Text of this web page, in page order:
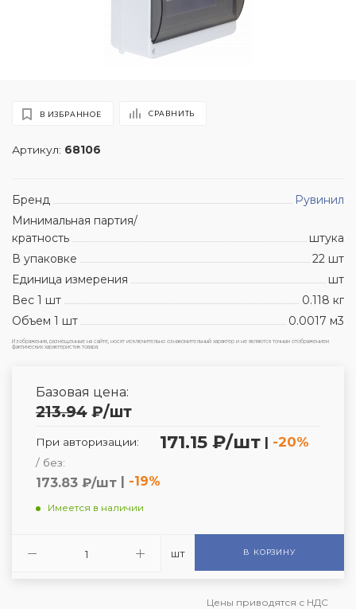
Артикул: 68106
В ИЗБРАННОЕ СРАВНИТЬ
Бренд
Рувинил
Минимальная партия/
кратность
штука
В упаковке
22 шт
Единица измерения
шт
Вес 1 шт
0.118 кг
Объем 1 шт
0.0017 м3
Изображения, размещенные на сайте, носят исключительно ознакомительный характер и не являются точным отображением
фактических характеристик товара.
Базовая цена:
213.94 ₽/шт
При авторизации: 171.15 ₽/шт | -20%
/ без:
173.83 ₽/шт | -19%
Имеется в наличии
шт В КОРЗИНУ
Цены приводятся с НДС